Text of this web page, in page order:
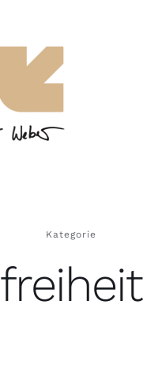
Kategorie
freiheit